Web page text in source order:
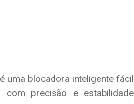
uma blocadora inteligente fácil
com precisão e estabilidade